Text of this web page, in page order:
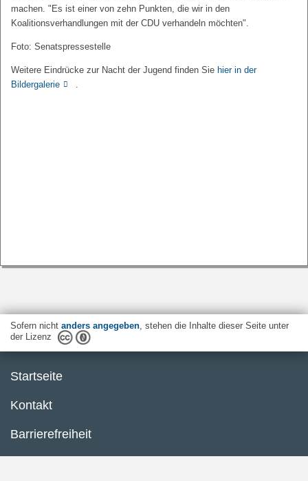
machen. "Es ist einer von zehn Punkten, die wir in den
Koalitionsverhandlungen mit der CDU verhandeln möchten".
Foto: Senatspressestelle
Weitere Eindrücke zur Nacht der Jugend finden Sie hier in der
Bildergalerie
Sofern nicht anders angegeben, stehen die Inhalte dieser Seite unter
der Lizenz
Startseite
Kontakt
Barrierefreiheit